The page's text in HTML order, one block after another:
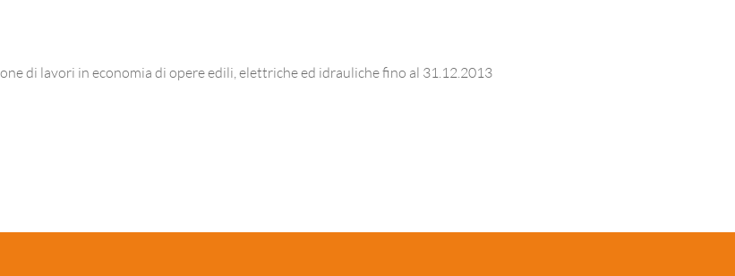
di lavori in economia di opere edili, elettriche ed idrauliche fino al 31.12.2013